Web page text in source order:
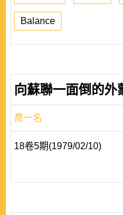
Balance
向蘇聯一面倒的外
喬一名
18卷5期(1979/02/10)